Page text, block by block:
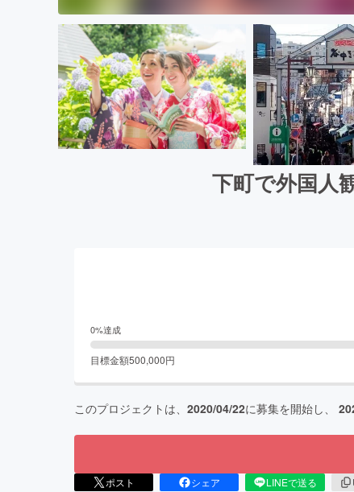
下町で外国人
0%達成
目標金額500,000円
このプロジェクトは、 2020/04/22に募集を開始し、
ポスト シェア LINEで送る